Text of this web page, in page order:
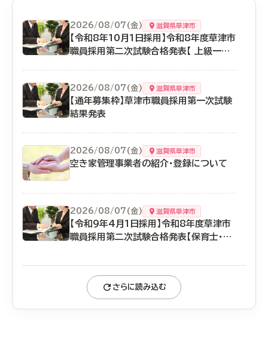
2026/08/07(金) 滋賀県草津市
【令和8年10月1日採用】令和8年度草津市
職員採用第二次試験合格発表【 上級一般
2026/08/07(金) 滋賀県草津市
【通年募集枠】草津市職員採用第一次試験
結果発表
2026/08/07(金) 滋賀県草津市
空き家管理事業者の紹介・登録について
2026/08/07(金) 滋賀県草津市
【令和9年4月1日採用】令和8年度草津市
職員採用第二次試験合格発表【保育士・幼
さらに読み込む